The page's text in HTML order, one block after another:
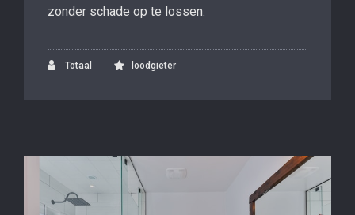
zonder schade op te lossen.
Totaal loodgieter